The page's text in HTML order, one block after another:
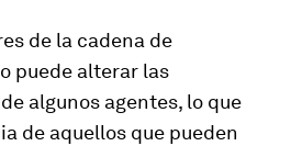
de la cadena de
puede alterar las
algunos agentes, lo que
de aquellos que pueden